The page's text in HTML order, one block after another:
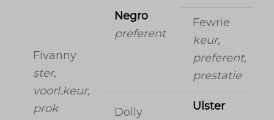
Fivanny
ster,
voorl.keur,
prok
Negro
preferent
Fewrie
keur,
preferent,
prestatie
Dolly
Ulster